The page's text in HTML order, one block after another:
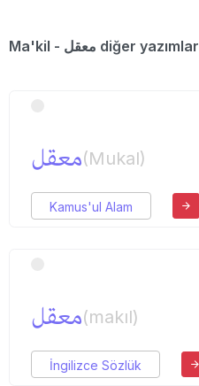
Ma'kil - معقل diğer yazımlar
معقل(Mukal)
Kamus'ul Alam
معقل(makıl)
İngilizce Sözlük